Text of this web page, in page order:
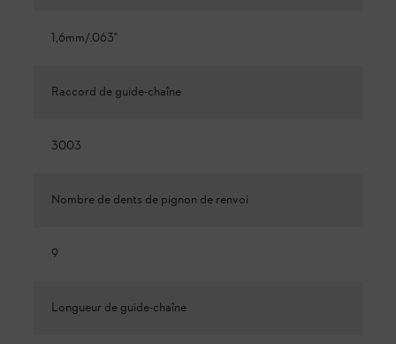
1,6mm/.063"
Raccord de guide-chaîne
3003
Nombre de dents de pignon de renvoi
9
Longueur de guide-chaîne